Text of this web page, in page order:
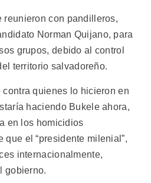
reunieron con pandilleros,
Norman Quijano, para
grupos, debido al control
territorio salvadoreño.
quienes lo hicieron en
haciendo Bukele ahora,
en los homicidios
que el “presidente milenial”,
internacionalmente,
gobierno.